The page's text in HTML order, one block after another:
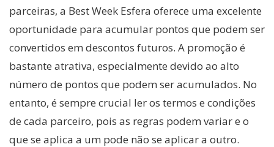
parceiras, a Best Week Esfera oferece uma excelente
oportunidade para acumular pontos que podem ser
convertidos em descontos futuros. A promoção é
bastante atrativa, especialmente devido ao alto
número de pontos que podem ser acumulados. No
entanto, é sempre crucial ler os termos e condições
de cada parceiro, pois as regras podem variar e o
que se aplica a um pode não se aplicar a outro.